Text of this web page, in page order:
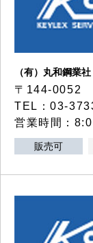
（有）丸和鋼業社
〒144-0052
TEL：03-
営業時間：
販売可